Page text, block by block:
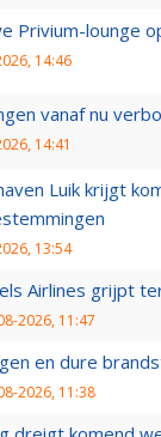
Privium-lounge
14:46
vanaf nu
14:41
Luik krijgt
13:54
Airlines grijpt
2026, 11:47
en dure
2026, 11:38